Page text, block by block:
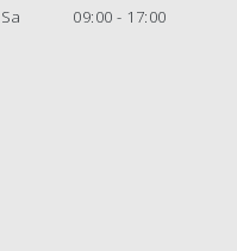
Sa
09:00 - 17:00